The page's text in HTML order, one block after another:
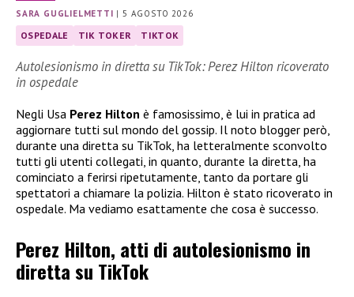
SARA GUGLIELMETTI | 5 AGOSTO 2026
OSPEDALE TIK TOKER TIKTOK
Autolesionismo in diretta su TikTok: Perez Hilton ricoverato
in ospedale
Negli Usa Perez Hilton è famosissimo, è lui in pratica ad
aggiornare tutti sul mondo del gossip. Il noto blogger però,
durante una diretta su TikTok, ha letteralmente sconvolto
tutti gli utenti collegati, in quanto, durante la diretta, ha
cominciato a ferirsi ripetutamente, tanto da portare gli
spettatori a chiamare la polizia. Hilton è stato ricoverato in
ospedale. Ma vediamo esattamente che cosa è successo.
Perez Hilton, atti di autolesionismo in
diretta su TikTok